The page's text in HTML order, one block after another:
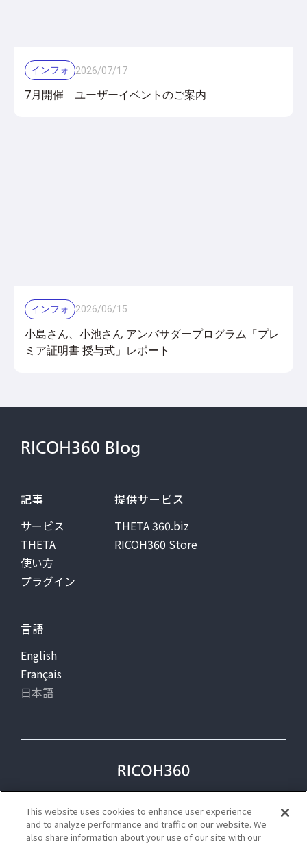
インフォ 2026/07/17
7月開催 ユーザーイベントのご案内
インフォ 2026/06/15
小島さん、小池さん アンバサダープログラム「プレ
ミア証明書 授与式」レポート
RICOH360 Blog
記事
サービス
THETA
使い方
プラグイン
提供サービス
THETA 360.biz
RICOH360 Store
言語
English
Français
日本語
プライバシー
利用規約
ステータス
This website uses cookies to enhance user experience
and to analyze performance and traffic on our website. We
also share information about your use of our site with our